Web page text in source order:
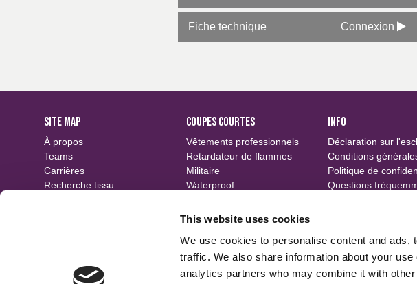
This website uses cookies
We use cookies to personalise content and
traffic. We also share information about your
analytics partners who may combine it with
Fiche technique Connexion
SITE MAP
À propos
Teams
Carrières
Recherche tissu
COUPES COURTES
Vêtements professionnels
Retardateur de flammes
Militaire
Waterproof
Motifs
INFO
Déclaration sur
Conditions
Politique de
Questions